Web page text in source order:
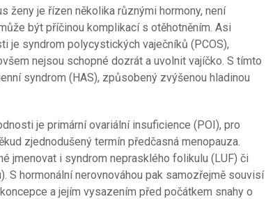
ženy je řízen několika různými hormony, není
být příčinou komplikací s otěhotněním. Asi
je syndrom polycystických vaječníků (PCOS),
nejsou schopné dozrát a uvolnit vajíčko. S tímto
syndrom (HAS), způsobený zvýšenou hladinou
je primární ovariální insuficience (POI), pro
zjednodušený termín předčasná menopauza.
jmenovat i syndrom neprasklého folikulu (LUF) či
S hormonální nerovnováhou pak samozřejmě souvisí
a jejím vysazením před počátkem snahy o